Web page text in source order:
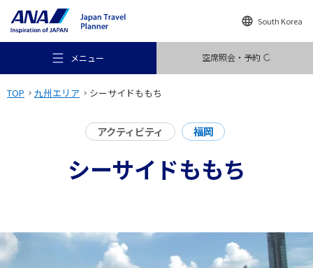
South Korea
メニュー 空席照会・予約
おすすめの旅
TOP 九州エリア シーサイドももち
アクティビティ 福岡
シーサイドももち